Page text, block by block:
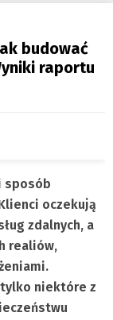
budować
raportu
sposób
oczekują
zdalnych, a
realiów,
niektóre z